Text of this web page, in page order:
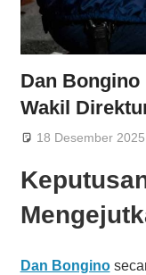
Dan
Wakil
18 Desember 2025
Dan Bongino